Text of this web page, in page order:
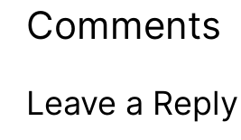
Comments
Leave a Reply